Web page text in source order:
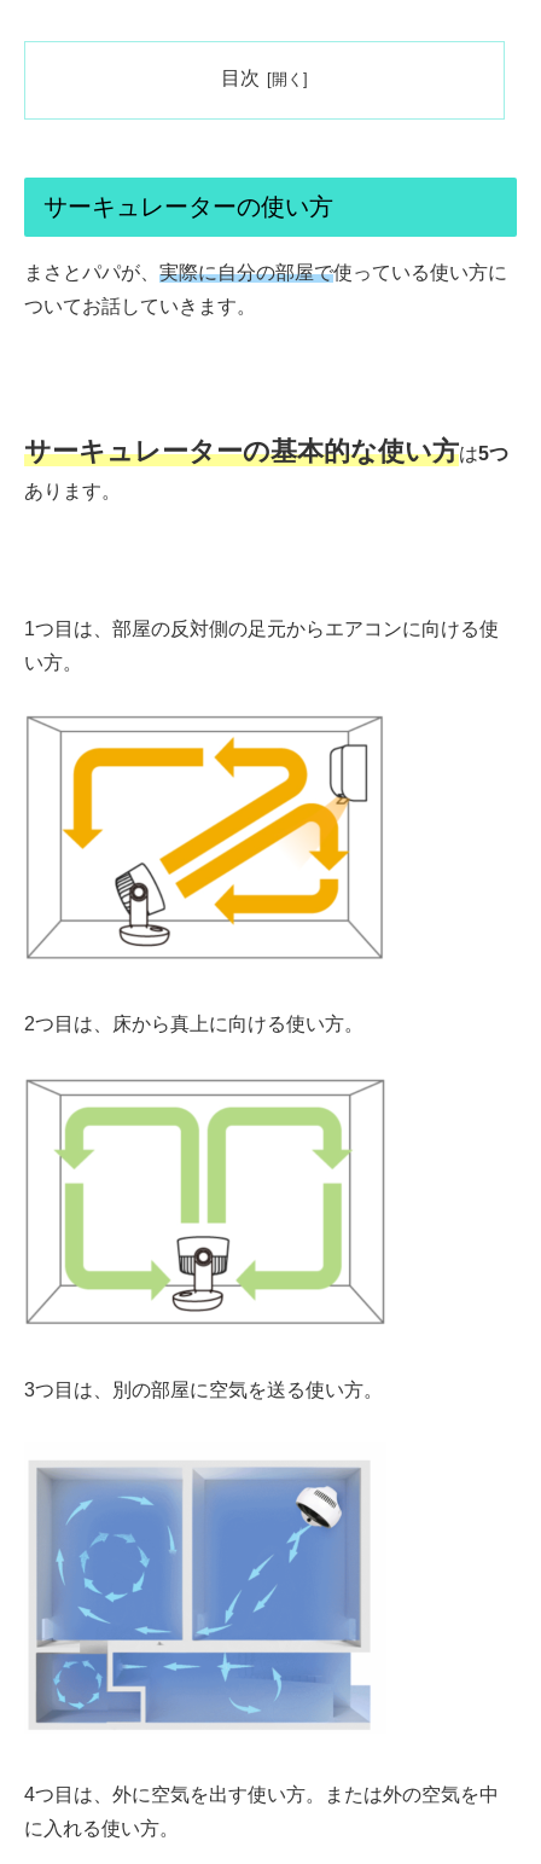
目次
サーキュレーターの使い方
まさとパパが、 実際に自分の部屋で使っている使い方に
ついてお話していきます。
サーキュレーターの基本的な使い方は5つ
あります。
1つ目は、部屋の反対側の足元からエアコンに向ける使
い方。
2つ目は、 床から真上に向ける使い方。
3つ目は、 別の部屋に空気を送る使い方。
4つ目は、 外に空気を出す使い方。または外の空気を中
に入れる使い方。